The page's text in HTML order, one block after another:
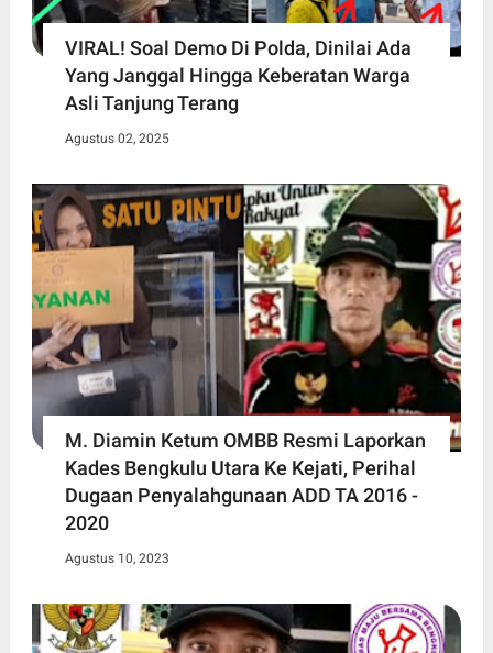
VIRAL! Soal Demo Di Polda, Dinilai Ada
Yang Janggal Hingga Keberatan Warga
Asli Tanjung Terang
Agustus 02, 2025
M. Diamin Ketum OMBB Resmi Laporkan
Kades Bengkulu Utara Ke Kejati, Perihal
Dugaan Penyalahgunaan ADD TA 2016 -
2020
Agustus 10, 2023